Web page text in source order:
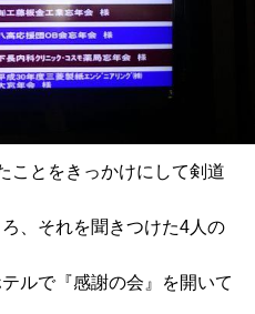
ことをきっかけにして剣道
、それを聞きつけた4人の
ルで『感謝の会』を開いて